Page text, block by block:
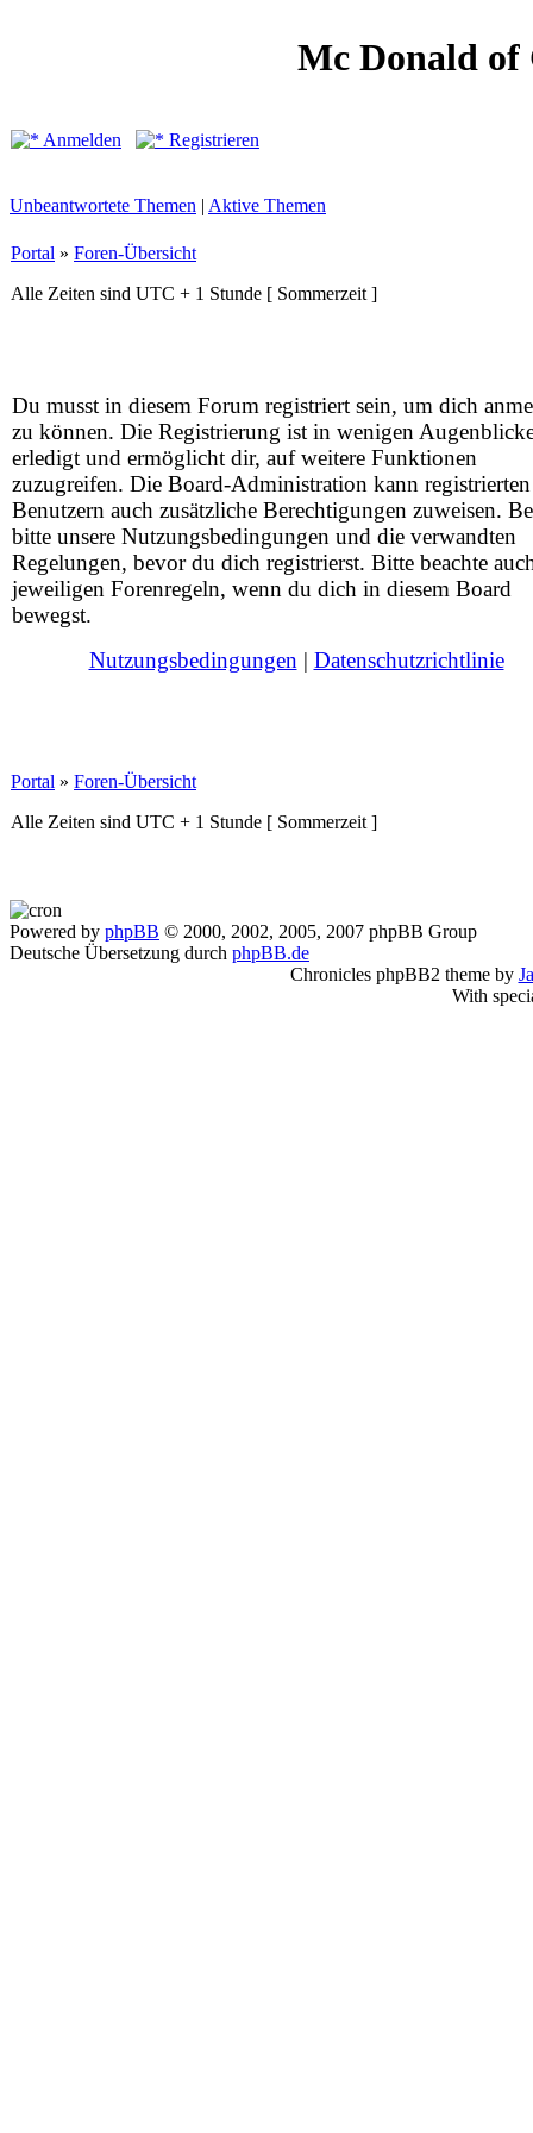
Mc Donald of
Anmelden Registrieren
Unbeantwortete Themen | Aktive Themen
Portal » Foren-Übersicht
Alle Zeiten sind UTC + 1 Stunde [ Sommerzeit ]
Du musst in diesem Forum registriert sein, um dich
zu können. Die Registrierung ist in wenigen
erledigt und ermöglicht dir, auf weitere Funktionen
zuzugreifen. Die Board-Administration kann registrierten
Benutzern auch zusätzliche Berechtigungen zuweisen.
bitte unsere Nutzungsbedingungen und die verwandten
Regelungen, bevor du dich registrierst. Bitte beachte
jeweiligen Forenregeln, wenn du dich in diesem Board
bewegst.
Nutzungsbedingungen | Datenschutzrichtlinie
Portal » Foren-Übersicht
Alle Zeiten sind UTC + 1 Stunde [ Sommerzeit ]
Powered by phpBB © 2000, 2002, 2005, 2007 phpBB Group
Deutsche Übersetzung durch phpBB.de
Chronicles phpBB2 theme by
With